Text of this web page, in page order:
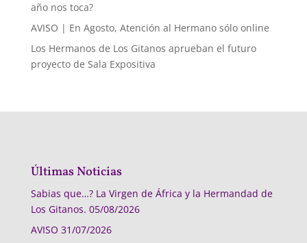
año nos toca?
AVISO | En Agosto, Atención al Hermano sólo online
Los Hermanos de Los Gitanos aprueban el futuro
proyecto de Sala Expositiva
Últimas Noticias
Sabias que…? La Virgen de África y la Hermandad de
Los Gitanos. 05/08/2026
AVISO 31/07/2026